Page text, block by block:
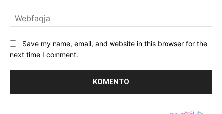
Save my name, email, and website in this browser for the
next time I comment.